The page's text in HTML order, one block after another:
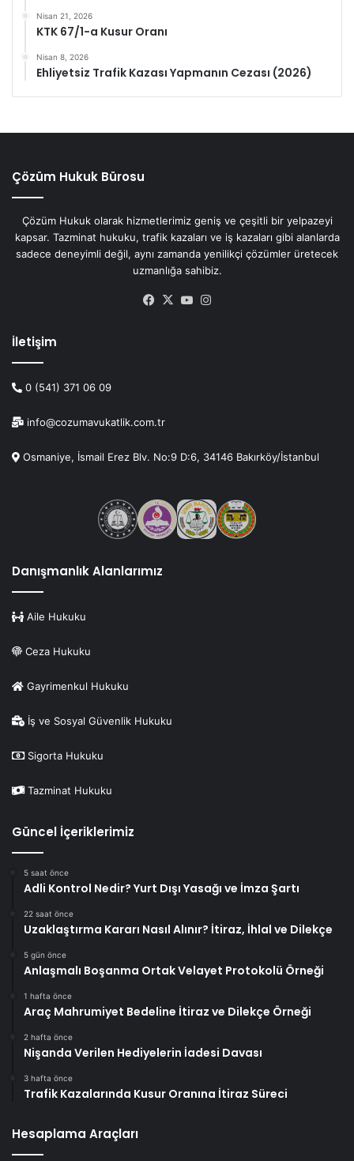
Nisan 21, 2026
KTK 67/1-a Kusur Oranı
Nisan 8, 2026
Ehliyetsiz Trafik Kazası Yapmanın Cezası (2026)
Çözüm Hukuk Bürosu
Çözüm Hukuk olarak hizmetlerimiz geniş ve çeşitli bir yelpazeyi
kapsar. Tazminat hukuku, trafik kazaları ve iş kazaları gibi alanlarda
sadece deneyimli değil, aynı zamanda yenilikçi çözümler üretecek
uzmanlığa sahibiz.
Facebook
X YouTube
İletişim
0 (541) 371 06 09
info@cozumavukatlik.com.tr
Osmaniye, İsmail Erez Blv. No:9 D:6, 34146 Bakırköy/İstanbul
Danışmanlık Alanlarımız
Aile Hukuku
Ceza Hukuku
Gayrimenkul Hukuku
İş ve Sosyal Güvenlik Hukuku
Sigorta Hukuku
Tazminat Hukuku
Güncel İçeriklerimiz
5 saat önce
Adli Kontrol Nedir? Yurt Dışı Yasağı ve İmza Şartı
22 saat önce
Uzaklaştırma Kararı Nasıl Alınır? İtiraz, İhlal ve Dilekçe
5 gün önce
Anlaşmalı Boşanma Ortak Velayet Protokolü Örneği
1 hafta önce
Araç Mahrumiyet Bedeline İtiraz ve Dilekçe Örneği
2 hafta önce
Nişanda Verilen Hediyelerin İadesi Davası
3 hafta önce
Trafik Kazalarında Kusur Oranına İtiraz Süreci
Hesaplama Araçları